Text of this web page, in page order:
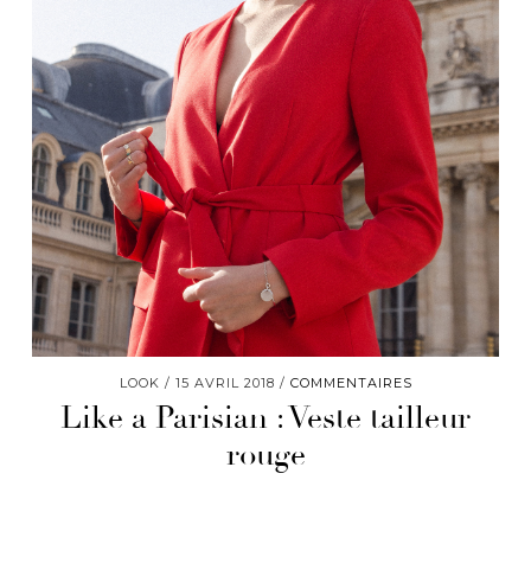
LOOK 15 AVRIL 2018 COMMENTAIRES
Like a Parisian : Veste tailleur
rouge